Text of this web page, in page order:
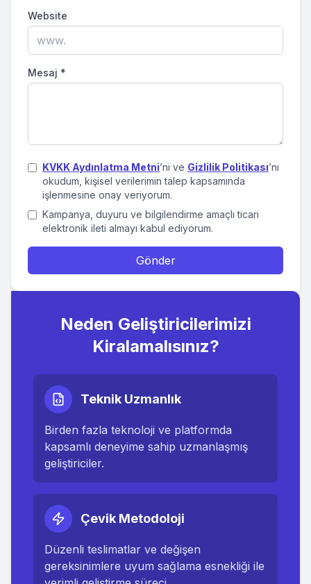
Website
Mesaj *
KVKK Aydınlatma Metni’ni ve Gizlilik Politikası’nı
okudum, kişisel verilerimin talep kapsamında
işlenmesine onay veriyorum.
Kampanya, duyuru ve bilgilendirme amaçlı ticari
elektronik ileti almayı kabul ediyorum.
Gönder
Neden Geliştiricilerimizi
Kiralamalısınız?
Teknik Uzmanlık
Birden fazla teknoloji ve platformda
kapsamlı deneyime sahip uzmanlaşmış
geliştiriciler.
Çevik Metodoloji
Düzenli teslimatlar ve değişen
gereksinimlere uyum sağlama esnekliği ile